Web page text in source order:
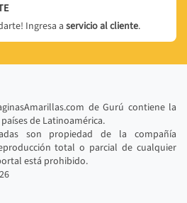
Ingresa a servicio al cliente.
de Gurú contiene la
de Latinoamérica.
son propiedad de la compañía
total o parcial de cualquier
está prohibido.